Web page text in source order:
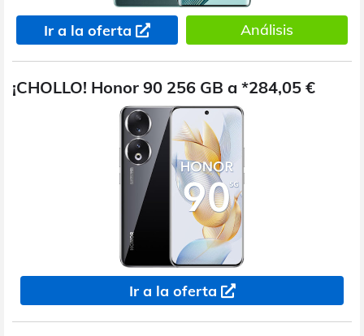
Ir a la oferta Análisis
¡CHOLLO! Honor 90 256 GB a *284,05 €
Ir a la oferta